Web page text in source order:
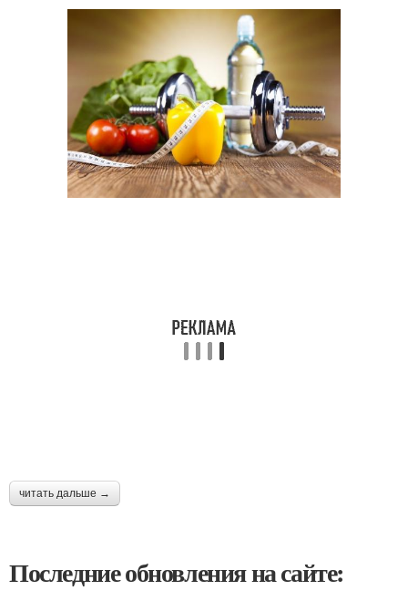
читать дальше →
Последние обновления на сайте: